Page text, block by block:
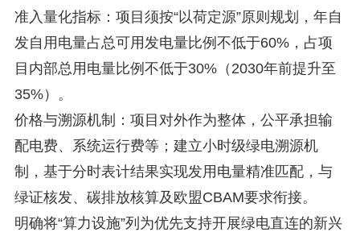
准入量化指标：项目须按“以荷定源”原则规划，年自
发自用电量占总可用发电量比例不低于60%，占项
目内部总用电量比例不低于30%（2030年前提升至
35%）。
价格与溯源机制：项目对外作为整体，公平承担输
配电费、系统运行费等；建立小时级绿电溯源机
制，基于分时表计结果实现发用电量精准匹配，与
绿证核发、碳排放核算及欧盟CBAM要求衔接。
明确将“算力设施”列为优先支持开展绿电直连的新兴